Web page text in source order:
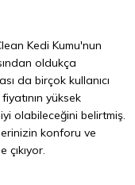
Kedi Kumu'nun
oldukça
da birçok kullanıcı
yüksek
olabileceğini belirtmiş.
konforu ve